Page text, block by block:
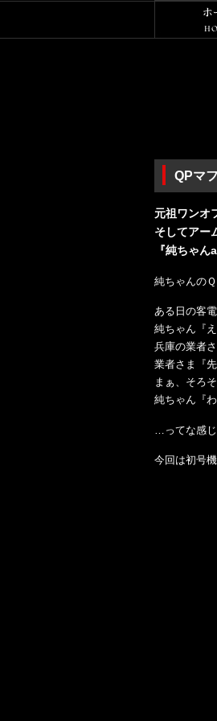
QPマ
元祖ワンオ
そしてアー
『純ちゃ
純ちゃんの
ある日の客
純ちゃん『
兵庫の業者
業者さま『
まぁ、そろ
純ちゃん『
…ってな感
今回は初号